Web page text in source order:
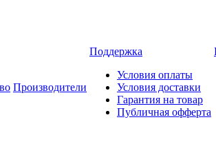
Производители
Поддержка
Условия оплаты
Условия доставки
Гарантия на товар
Публичная офферта